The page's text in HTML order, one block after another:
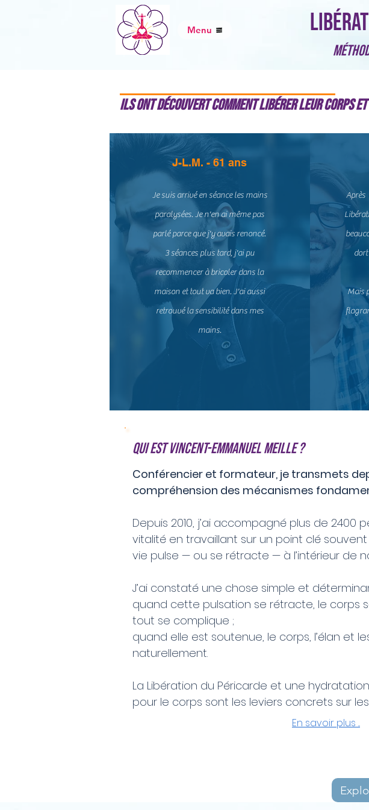
Menu
Ils ont découvert comment libérer leur corps
J-L.M. - 61 ans
Je suis arrivé en séance les mains
paralysées. Je n'en ai même pas
parlé parce que j'y avais renoncé.
3 séances plus tard, j'ai pu
recommencer à bricoler dans la
maison et tout va bien. J'ai aussi
retrouvé la sensibilité dans mes
mains.
Après
Mais
Les expériences partagées sont
Qui est Vincent-Emmanuel MEILLE ?
Conférencier et formateur, je transmets
compréhension des mécanismes
Depuis 2010, j’ai accompagné plus de 2400
vitalité en travaillant sur un point clé
vie pulse — ou se rétracte — à l’intérieur de
J’ai constaté une chose simple et
quand cette pulsation se rétracte, le corps
tout se complique ;
quand elle est soutenue, le corps, l’élan et
naturellement.​
La Libération du Péricarde et une
pour le corps sont les leviers concrets sur
En savoir plus ...